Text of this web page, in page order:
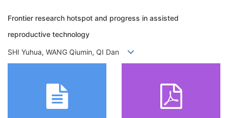
Frontier research hotspot and progress in assisted
reproductive technology
SHI Yuhua, WANG Qiumin, QI Dan